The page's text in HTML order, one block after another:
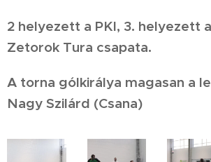
2 helyezett a PKI, 3. helyezett
Zetorok Tura csapata.
A torna gólkirálya magasan a
Nagy Szilárd (Csana)